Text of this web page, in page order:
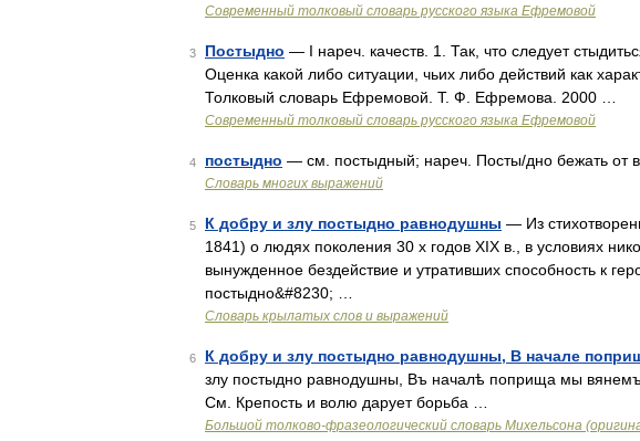
Современный толковый словарь русского языка Ефремовой
3 Постыдно — I нареч. качеств. 1. Так, что следует
Оценка какой либо ситуации, чьих либо действий как
Толковый словарь Ефремовой. Т. Ф. Ефремова. 2000 …
Современный толковый словарь русского языка Ефремовой
4 постыдно — см. постыдный; нареч. Посты/дно бежать от
Словарь многих выражений
5 К добру и злу постыдно равнодушны — Из
1841) о людях поколения 30 х годов XIX в., в условиях
вынужденное бездействие и утративших способность к
постыдно&#8230; …
Словарь крылатых слов и выражений
6 К добру и злу постыдно равнодушны, В начале
злу постыдно равнодушны, Въ началѣ поприща мы
См. Крепость и волю дарует борьба …
Большой толково-фразеологический словарь Михельсона